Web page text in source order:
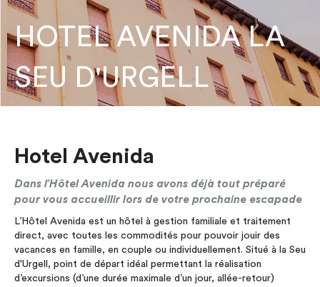
HOTEL AVENIDA LA
SEU D'URGELL
Hotel Avenida
Dans l’Hôtel Avenida nous avons déjà tout préparé
pour vous accueillir lors de votre prochaine escapade
L’Hôtel Avenida est un hôtel à gestion familiale et traitement
direct, avec toutes les commodités pour pouvoir jouir des
vacances en famille, en couple ou individuellement. Situé à la Seu
d'Urgell, point de départ idéal permettant la réalisation
d’excursions (d’une durée maximale d’un jour, allée-retour)